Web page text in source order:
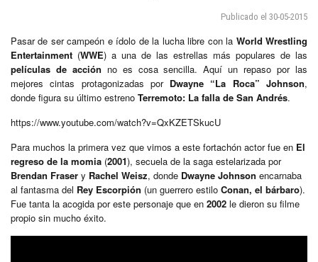
Publicado el 30-05-2015
Pasar de ser campeón e ídolo de la lucha libre con la World Wrestling
Entertainment (WWE) a una de las estrellas más populares de las
películas de acción no es cosa sencilla. Aquí un repaso por las
mejores cintas protagonizadas por Dwayne “La Roca” Johnson,
donde figura su último estreno Terremoto: La falla de San Andrés.
https://www.youtube.com/watch?v=QxKZETSkucU
Para muchos la primera vez que vimos a este fortachón actor fue en El
regreso de la momia (2001), secuela de la saga estelarizada por
Brendan Fraser y Rachel Weisz, donde Dwayne Johnson encarnaba
al fantasma del Rey Escorpión (un guerrero estilo Conan, el bárbaro).
Fue tanta la acogida por este personaje que en 2002 le dieron su filme
propio sin mucho éxito.